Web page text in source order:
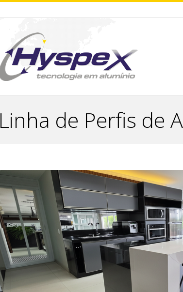
Linha de Perfis de